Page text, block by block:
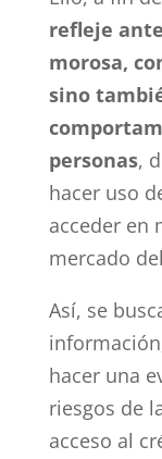
refleje
morosa,
sino
personas,
hacer uso
acceder en
mercado
Así, se
hacer una
riesgos de
acceso al